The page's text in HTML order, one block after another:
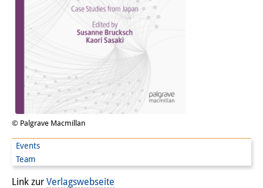
Forschungsservice
GastwissenschaftlerInnen
StipendiatInnen
PraktikantInnen
DIJ Alumni
Forschung
Forschungsüberblick
Forschungsfeld:
© Palgrave Macmillan
Events
Team
Link zur Verlagswebseite